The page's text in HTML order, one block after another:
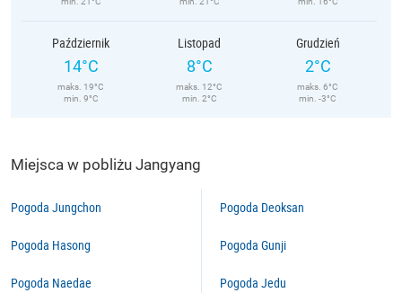
Październik
14°C
maks. 19°C
min. 9°C
Listopad
8°C
maks. 12°C
min. 2°C
Grudzień
2°C
maks. 6°C
min. -3°C
Miejsca w pobliżu Jangyang
Pogoda Jungchon
Pogoda Hasong
Pogoda Naedae
Pogoda Deoksan
Pogoda Gunji
Pogoda Jedu